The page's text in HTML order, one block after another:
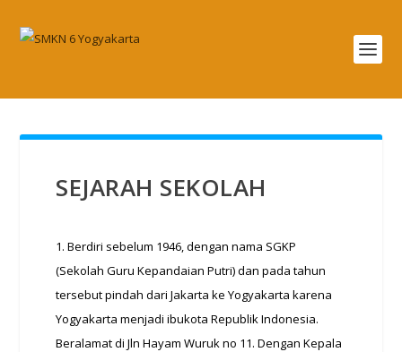
SEJARAH SEKOLAH
1. Berdiri sebelum 1946, dengan nama SGKP
(Sekolah Guru Kepandaian Putri) dan pada tahun
tersebut pindah dari Jakarta ke Yogyakarta karena
Yogyakarta menjadi ibukota Republik Indonesia.
Beralamat di Jln Hayam Wuruk no 11. Dengan Kepala